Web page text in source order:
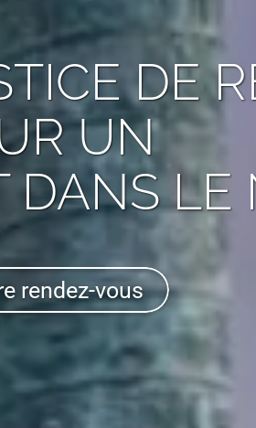
DE
UN
DANS LE
rendez-vous